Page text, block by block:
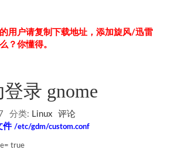
用户请复制下载地址，添加旋风/迅雷
？你懂得。
录 gnome
分类: Linux
评论
件 /etc/gdm/custom.conf
true